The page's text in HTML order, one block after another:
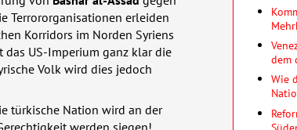
Terrororganisationen erleiden
Korridors im Norden Syriens
das US-Imperium ganz klar die
Volk wird dies jedoch
türkische Nation wird an der
werden siegen!
dem
Wie